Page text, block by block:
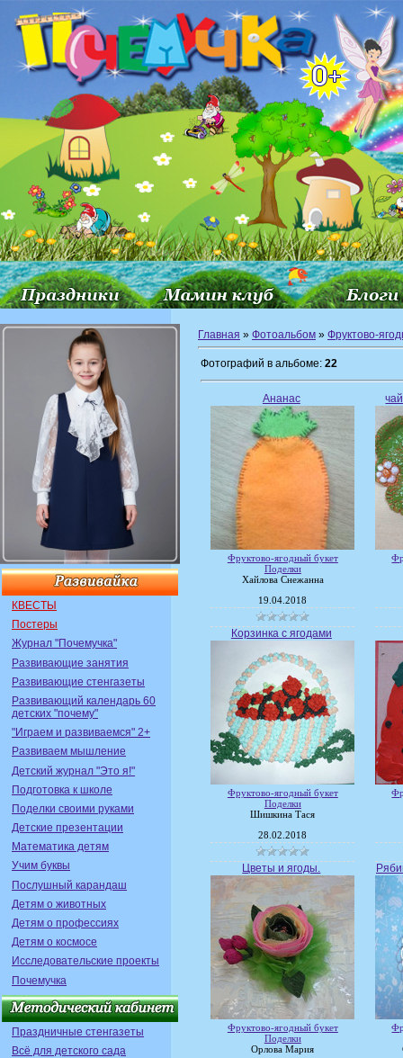
КВЕСТЫ
Постеры
Журнал "Почемучка"
Развивающие занятия
Развивающие стенгазеты
Развивающий календарь 60
детских "почему"
"Играем и развиваемся" 2+
Развиваем мышление
Детский журнал "Это я!"
Подготовка к школе
Поделки своими руками
Детские презентации
Математика детям
Учим буквы
Послушный карандаш
Детям о животных
Детям о профессиях
Детям о космосе
Исследовательские проекты
Почемучка
Праздничные стенгазеты
Всё для детского сада
Главная » Фотоальбом » Фруктово-
Фотографий в альбоме: 22
Ананас
Фруктово-ягодный букет
Поделки
Хайлова Снежанна
19.04.2018
Корзинка с ягодами
Фруктово-ягодный букет
Поделки
Шишкина Тася
28.02.2018
Цветы и ягоды.
Фруктово-ягодный букет
Поделки
Орлова Мария